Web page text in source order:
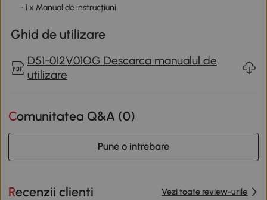
• 1 x Manual de instrucțiuni
Ghid de utilizare
D51-012V01OG Descarca manualul de
utilizare
Comunitatea Q&A (0)
Pune o intrebare
Recenzii clienti Vezi toate review-urile